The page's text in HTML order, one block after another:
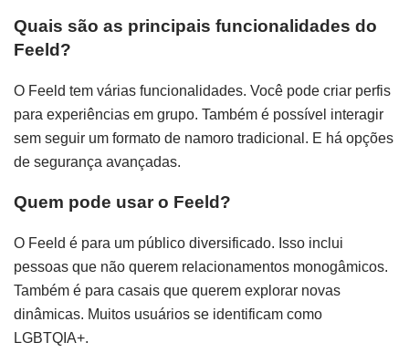
Quais são as principais funcionalidades do
Feeld?
O Feeld tem várias funcionalidades. Você pode criar perfis
para experiências em grupo. Também é possível interagir
sem seguir um formato de namoro tradicional. E há opções
de segurança avançadas.
Quem pode usar o Feeld?
O Feeld é para um público diversificado. Isso inclui
pessoas que não querem relacionamentos monogâmicos.
Também é para casais que querem explorar novas
dinâmicas. Muitos usuários se identificam como
LGBTQIA+.